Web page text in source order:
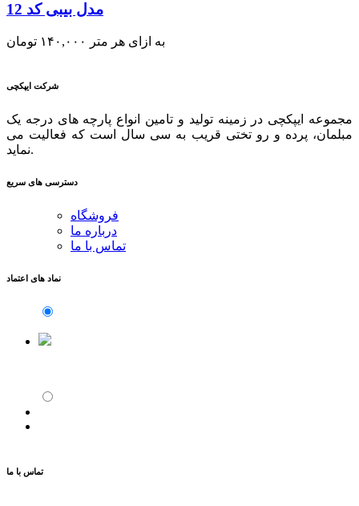
مدل بیبی کد 12
۱۴۰,۰۰۰ تومان به ازای هر متر
شرکت ایپکچی
مجموعه ایپکچی در زمینه تولید و تامین انواع پارچه های درجه یک
مبلمان، پرده و رو تختی قریب به سی سال است که فعالیت می
نماید.
دسترسی های سریع
فروشگاه
درباره ما
تماس با ما
نماد های اعتماد
تماس با ما